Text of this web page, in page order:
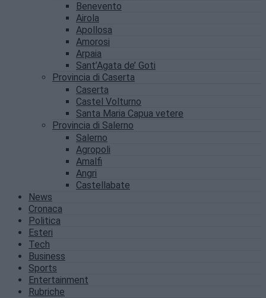
Benevento
Airola
Apollosa
Amorosi
Arpaia
Sant’Agata de’ Goti
Provincia di Caserta
Caserta
Castel Volturno
Santa Maria Capua vetere
Provincia di Salerno
Salerno
Agropoli
Amalfi
Angri
Castellabate
News
Cronaca
Politica
Esteri
Tech
Business
Sports
Entertainment
Rubriche